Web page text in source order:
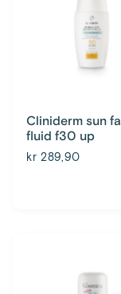
Cliniderm sun fa
fluid f30 up
kr 289,90